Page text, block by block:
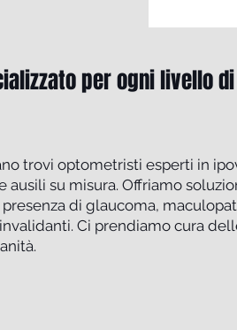
per ogni livello di
trovi optometristi esperti in
su misura. Offriamo
di glaucoma,
Ci prendiamo cura